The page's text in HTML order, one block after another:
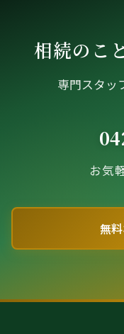
相続のこ
専門スタッ
お気
無